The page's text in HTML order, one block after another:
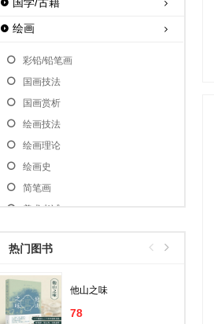
国学/古籍
绘画
彩铅/铅笔画
国画技法
国画赏析
绘画技法
绘画理论
绘画史
简笔画
美术考试
其他绘画
水粉/水彩
素描/速写
油画技法
热门图书
他山之味
78